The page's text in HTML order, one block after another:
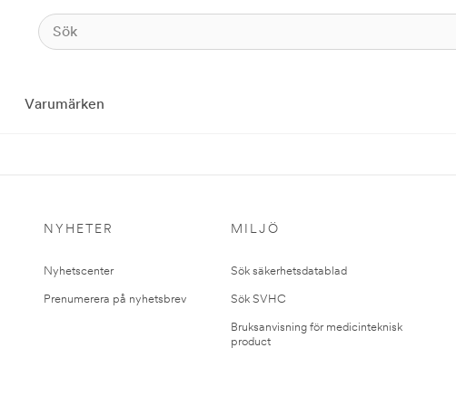
Varumärken
NYHETER
Nyhetscenter
Prenumerera på nyhetsbrev
MILJÖ
Sök säkerhetsdatablad
Sök SVHC
Bruksanvisning för medicinteknisk
product